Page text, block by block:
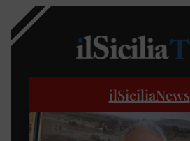
ilSiciliaNews